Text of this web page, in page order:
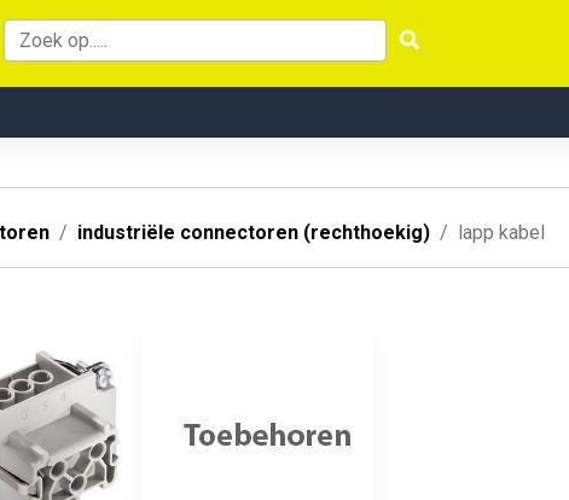
industriële connectoren (rechthoekig) lapp kabel